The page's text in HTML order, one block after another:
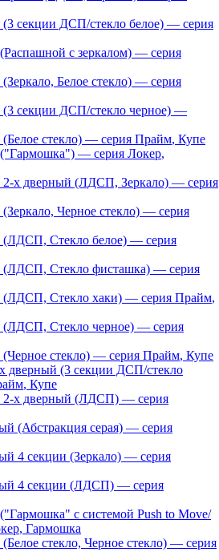
секции ДСП/стекло белое) — серия
с зеркалом) — серия
Белое стекло) — серия
секции ДСП/стекло черное) —
стекло) — серия Прайм, Купе
— серия Локер,
х дверный (ЛДСП, Зеркало) — серия
Черное стекло) — серия
Стекло белое) — серия
Стекло фисташка) — серия
Стекло хаки) — серия Прайм,
Стекло черное) — серия
стекло) — серия Прайм, Купе
(3 секции ДСП/стекло
, Купе
2-х дверный (ЛДСП) — серия
(Абстракция серая) — серия
4 секции (Зеркало) — серия
4 секции (ЛДСП) — серия
с системой Push to Move/
, Гармошка
стекло, Черное стекло) — серия